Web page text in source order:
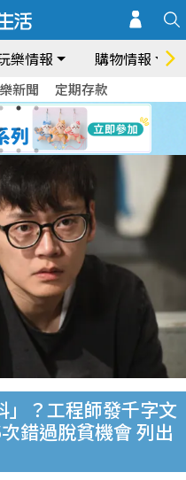
樂情報 購物情報
新聞 定期存款
」？工程師發千字文
錯過脫貧機會 列出